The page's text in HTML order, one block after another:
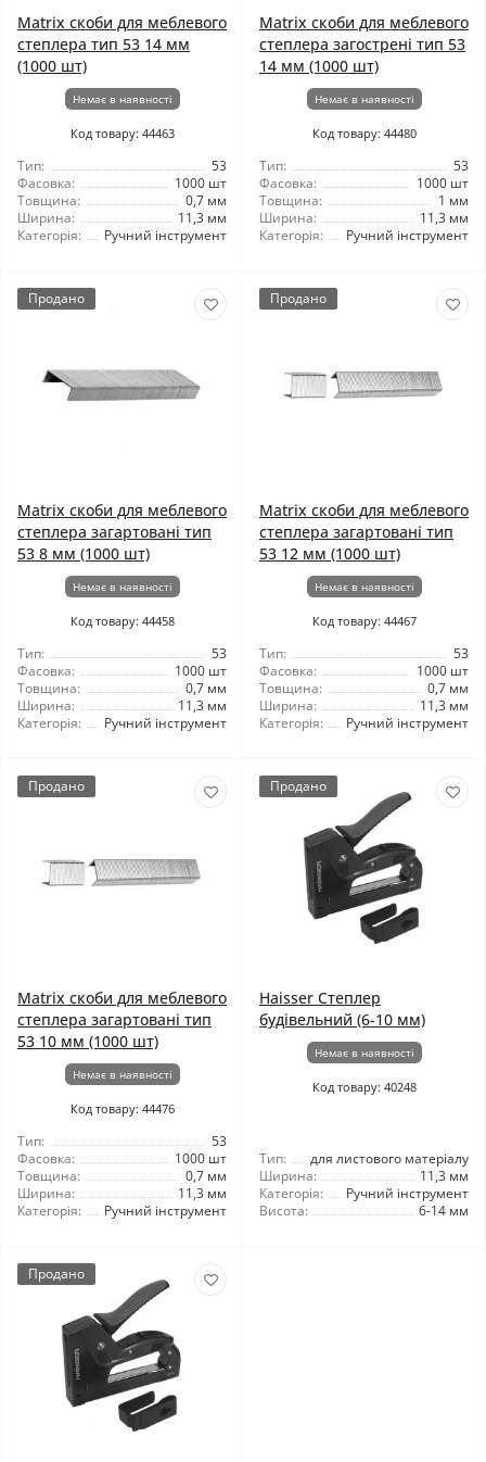
Matrix скоби для меблевого
степлера тип 53 14 мм
(1000 шт)
Немає в наявності
Код товару: 44463
Тип:
53
Фасовка:
1000 шт
Товщина:
0,7 мм
Ширина:
11,3 мм
Категорія:
Ручний інструмент
Matrix скоби для меблевого
степлера загострені тип 53
14 мм (1000 шт)
Немає в наявності
Код товару: 44480
Тип:
53
Фасовка:
1000 шт
Товщина:
1 мм
Ширина:
11,3 мм
Категорія:
Ручний інструмент
Продано
Matrix скоби для меблевого
степлера загартовані тип
53 8 мм (1000 шт)
Немає в наявності
Код товару: 44458
Тип:
53
Фасовка:
1000 шт
Товщина:
0,7 мм
Ширина:
11,3 мм
Категорія:
Ручний інструмент
Продано
Matrix скоби для меблевого
степлера загартовані тип
53 12 мм (1000 шт)
Немає в наявності
Код товару: 44467
Тип:
53
Фасовка:
1000 шт
Товщина:
0,7 мм
Ширина:
11,3 мм
Категорія:
Ручний інструмент
Продано
Matrix скоби для меблевого
степлера загартовані тип
53 10 мм (1000 шт)
Немає в наявності
Код товару: 44476
Тип:
53
Фасовка:
1000 шт
Товщина:
0,7 мм
Ширина:
11,3 мм
Категорія:
Ручний інструмент
Продано
Haisser Степлер
будівельний (6-10 мм)
Немає в наявності
Код товару: 40248
Тип:
для листового матеріалу
Ширина:
11,3 мм
Категорія:
Ручний інструмент
Висота:
6-14 мм
Продано